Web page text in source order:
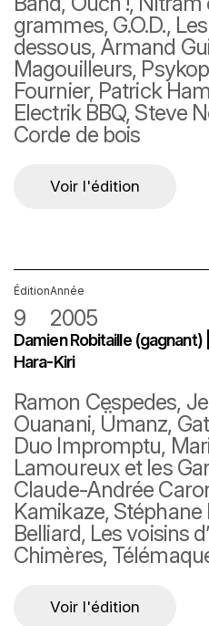
grammes, G.O.D.,
dessous, Armand
Magouilleurs,
Fournier, Patrick
Electrik BBQ, Steve
Corde de bois
Voir l'édition
Édition
9
Année
2005
Damien Robitaille
Hara-Kiri
Ramon Cespedes,
Ouanani, Ümanz,
Duo Impromptu,
Lamoureux et les
Claude-Andrée
Kamikaze,
Belliard, Les voisins
Chimères,
Voir l'édition